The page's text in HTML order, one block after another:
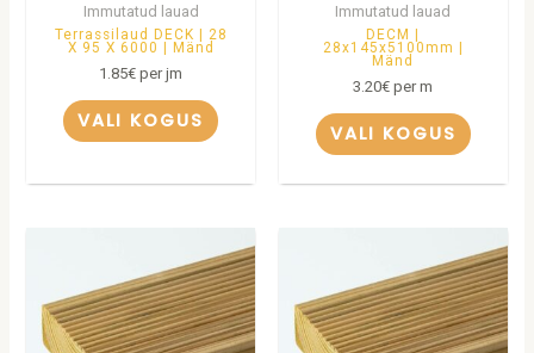
Immutatud lauad
Terrassilaud DECK | 28
X 95 X 6000 | Mänd
1.85€ per jm
VALI KOGUS
Immutatud lauad
DECM |
28x145x5100mm |
Mänd
3.20€ per m
VALI KOGUS